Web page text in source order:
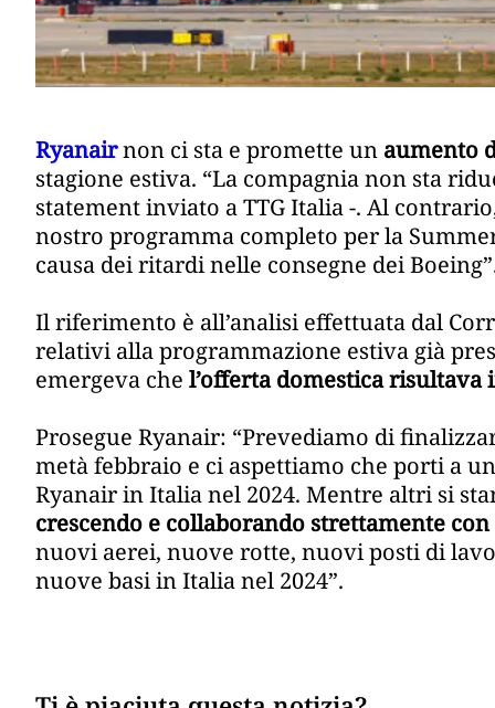
Ryanairnon ci sta e promette un aumento
stagione estiva. “La compagnia non sta
statement inviato a TTG Italia -. Al
nostro programma completo per la
causa dei ritardi nelle consegne dei
Il riferimento è all’analisi effettuata dal
relativi alla programmazione estiva già
emergeva che l’offerta domestica risultava
Prosegue Ryanair: “Prevediamo di
metà febbraio e ci aspettiamo che porti a
Ryanair in Italia nel 2024. Mentre altri si
crescendo e collaborando strettamente
nuovi aerei, nuove rotte, nuovi posti di
nuove basi in Italia nel 2024”.